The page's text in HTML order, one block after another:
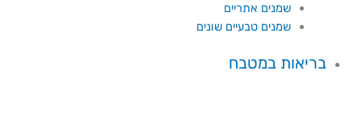
שמנים אתריים
שמנים טבעיים שונים
בריאות במטבח